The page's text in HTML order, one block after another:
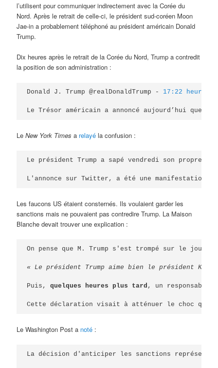
l’utilisent pour communiquer indirectement avec la Corée du
Nord. Après le retrait de celle-ci, le président sud-coréen Moon
Jae-in a probablement téléphoné au président américain Donald
Trump.
Dix heures après le retrait de la Corée du Nord, Trump a contredit
la position de son administration :
Donald J. Trump @realDonaldTrump - 17:22 heures
Le Trésor américain a annoncé aujourd’hui que
LeNew York Times a relayé la confusion :
Le président Trump a sapé vendredi son propre
L'annonce sur Twitter, a été une manifestation
Les faucons US étaient consternés. Ils voulaient garder les
sanctions mais ne pouvaient pas contredire Trump. La Maison
Blanche devait trouver une explication :
On pense que M. Trump s'est trompé sur le jour
« Le président Trump aime bien le président Kim
Puis, quelques heures plus tard , un responsable
Cette déclaration visait à atténuer le choc que
Le Washington Post a noté :
La décision d'anticiper les sanctions représente